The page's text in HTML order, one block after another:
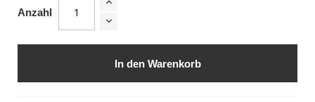
Anzahl
In den Warenkorb